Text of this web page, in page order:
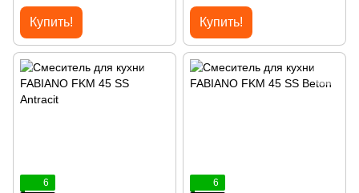
Купить! Купить!
6
6